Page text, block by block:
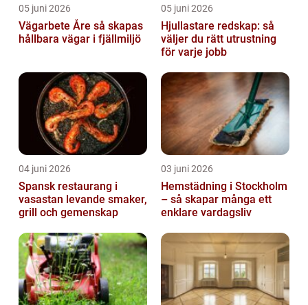
05 juni 2026
Vägarbete Åre så skapas
hållbara vägar i fjällmiljö
05 juni 2026
Hjullastare redskap: så
väljer du rätt utrustning
för varje jobb
04 juni 2026
Spansk restaurang i
vasastan levande smaker,
grill och gemenskap
03 juni 2026
Hemstädning i Stockholm
– så skapar många ett
enklare vardagsliv